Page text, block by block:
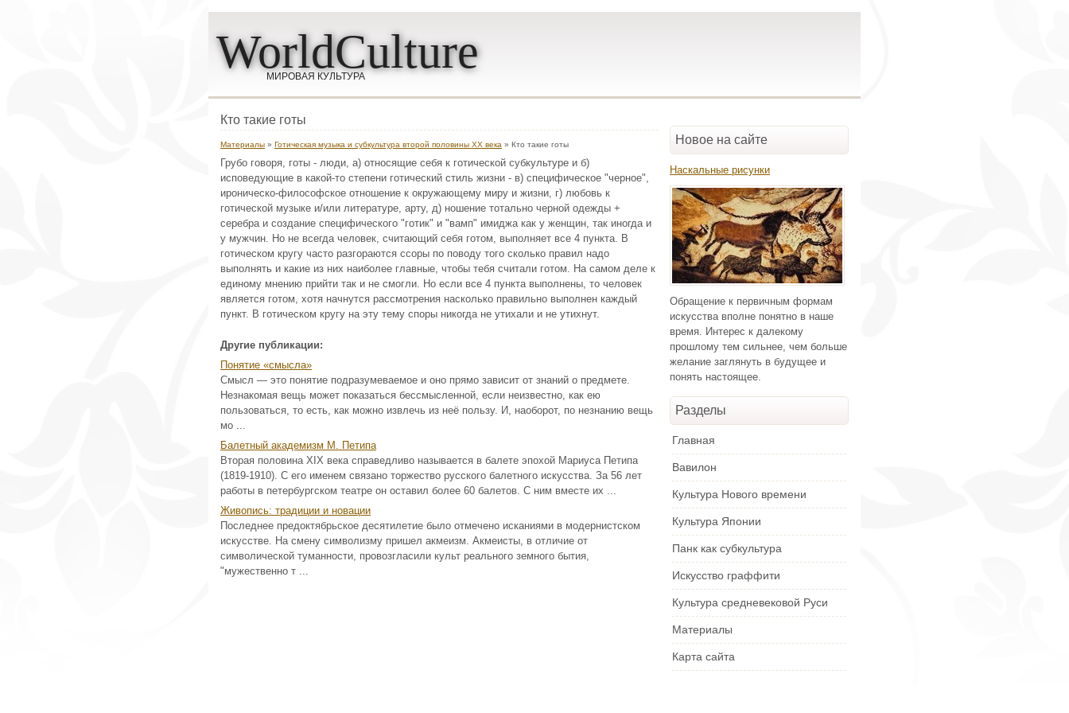
WorldCulture
МИРОВАЯ КУЛЬТУРА
Кто такие готы
Материалы » Готическая музыка и субкультура второй половины ХХ века » Кто такие готы
Грубо говоря, готы - люди, а) относящие себя к готической субкультуре и б)
исповедующие в какой-то степени готический стиль жизни - в) специфическое "черное",
ироническо-философское отношение к окружающему миру и жизни, г) любовь к
готической музыке и/или литературе, арту, д) ношение тотально черной одежды +
серебра и создание специфического "готик" и "вамп" имиджа как у женщин, так иногда и
у мужчин. Но не всегда человек, считающий себя готом, выполняет все 4 пункта. В
готическом кругу часто разгораются ссоры по поводу того сколько правил надо
выполнять и какие из них наиболее главные, чтобы тебя считали готом. На самом деле к
единому мнению прийти так и не смогли. Но если все 4 пункта выполнены, то человек
является готом, хотя начнутся рассмотрения насколько правильно выполнен каждый
пункт. В готическом кругу на эту тему споры никогда не утихали и не утихнут.
Другие публикации:
Понятие «смысла»
Смысл — это понятие подразумеваемое и оно прямо зависит от знаний о предмете.
Незнакомая вещь может показаться бессмысленной, если неизвестно, как ею
пользоваться, то есть, как можно извлечь из неё пользу. И, наоборот, по незнанию вещь
мо ...
Балетный академизм М. Петипа
Вторая половина XIX века справедливо называется в балете эпохой Мариуса Петипа
(1819-1910). С его именем связано торжество русского балетного искусства. За 56 лет
работы в петербургском театре он оставил более 60 балетов. С ним вместе их ...
Живопись: традиции и новации
Последнее предоктябрьское десятилетие было отмечено исканиями в модернистском
искусстве. На смену символизму пришел акмеизм. Акмеисты, в отличие от
символической туманности, провозгласили культ реального земного бытия,
"мужественно т ...
Новое на сайте
Наскальные рисунки
Обращение к первичным формам
искусства вполне понятно в наше
время. Интерес к далекому
прошлому тем сильнее, чем больше
желание заглянуть в будущее и
понять настоящее.
Разделы
Главная
Вавилон
Культура Нового времени
Культура Японии
Панк как субкультура
Искусство граффити
Культура средневековой Руси
Материалы
Карта сайта